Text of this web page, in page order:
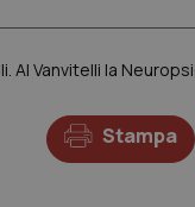
Al Vanvitelli la
Stampa